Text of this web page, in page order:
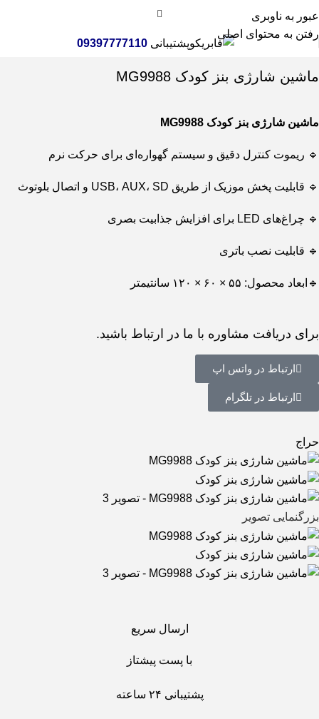
عبور به ناوبری
رفتن به محتوای اصلی
پشتیبانی09397777110 خانه اسباب بازی ماشین و موتور شارژی
ماشین شارژی بنز کودک MG9988
ماشین شارژی بنز کودک MG9988
🔹 ریموت کنترل دقیق و سیستم گهواره‌ای برای حرکت نرم
🔹 قابلیت پخش موزیک از طریق USB، AUX، SD و اتصال بلوتوث
🔹 چراغ‌های LED برای افزایش جذابیت بصری
🔹 قابلیت نصب باتری
🔹ابعاد محصول: ۵۵ × ۶۰ × ۱۲۰ سانتیمتر
برای دریافت مشاوره با ما در ارتباط باشید.
ارتباط در واتس اپ
ارتباط در تلگرام
حراج
بزرگنمایی تصویر
ارسال سریع
با پست پیشتاز
پشتیبانی ۲۴ ساعته